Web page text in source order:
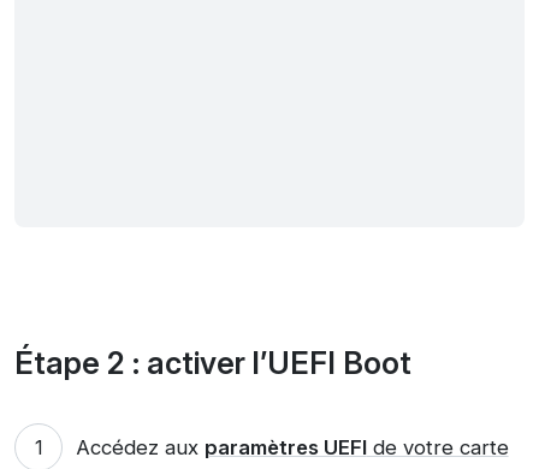
Étape 2 : activer l’UEFI Boot
Accédez aux paramètres UEFIde votre carte